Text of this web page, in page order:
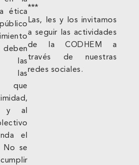
ética
las
las
que
y al
el
No se
***
Las, les y los invitamos
a seguir las actividades
de la CODHEM a
través de nuestras
redes sociales.